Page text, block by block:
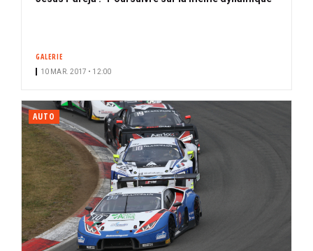
GALERIE
10 MAR. 2017 • 12:00
AUTO